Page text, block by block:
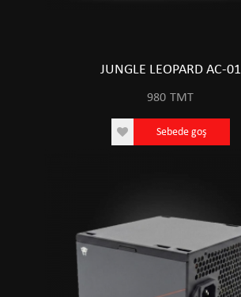
JUNGLE LEOPARD AC-01
980 TMT
Sebede goş